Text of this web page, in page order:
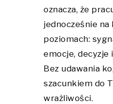
oznacza, że
jednocześnie na
poziomach:
emocje, decyzje
Bez udawania
szacunkiem do
wrażliwości.